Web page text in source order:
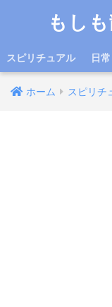
もし
スピリチュアル 日
ホーム スピリチ